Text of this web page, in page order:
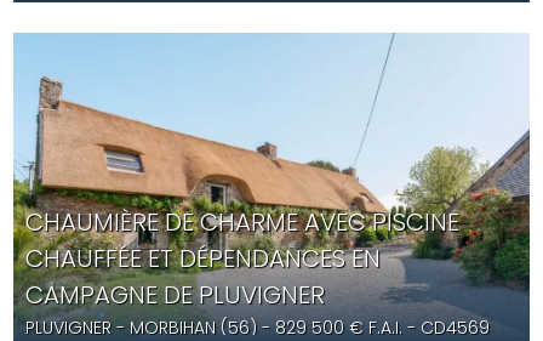
CHAUMIÈRE DE CHARME AVEC PISCINE
CHAUFFÉE ET DÉPENDANCES EN
CAMPAGNE DE PLUVIGNER
PLUVIGNER - MORBIHAN (56) -829 500€ F.A.I.- CD4569